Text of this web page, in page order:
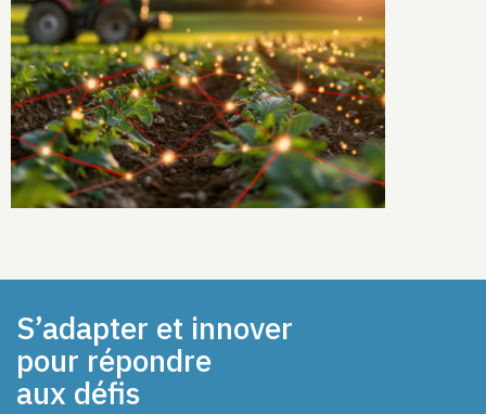
S’adapter et innover
pour répondre
aux défis